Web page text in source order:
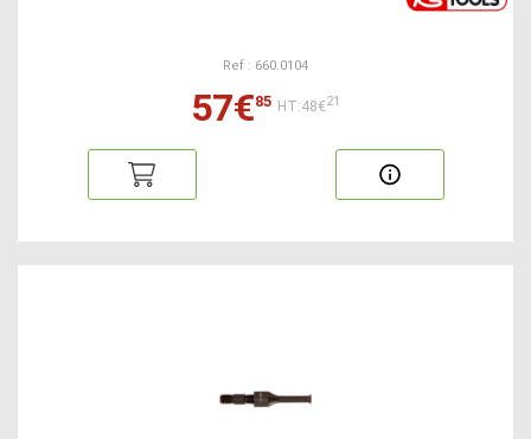
Ref : 660.0104
57€85 HT:48€21